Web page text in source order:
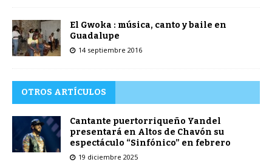
El Gwoka : música, canto y baile en
Guadalupe
14 septiembre 2016
OTROS ARTÍCULOS
Cantante puertorriqueño Yandel
presentará en Altos de Chavón su
espectáculo “Sinfónico” en febrero
19 diciembre 2025